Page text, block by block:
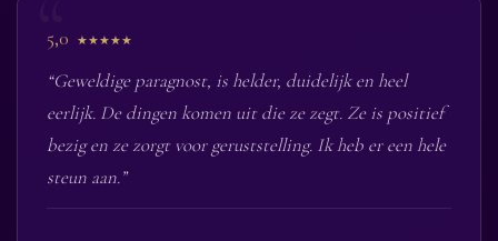
5,0 ★★★★★
“Geweldige paragnost, is helder, duidelijk en heel
eerlijk. De dingen komen uit die ze zegt. Ze is positief
bezig en ze zorgt voor geruststelling. Ik heb er een hele
steun aan.”